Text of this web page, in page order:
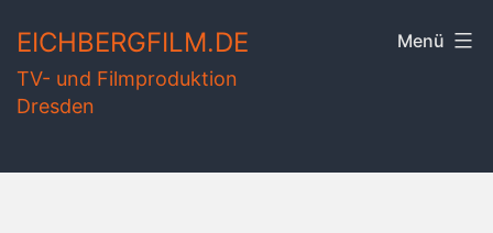
Inhalt
springen
EICHBERGFILM.DE
TV- und Filmproduktion
Dresden
Menü